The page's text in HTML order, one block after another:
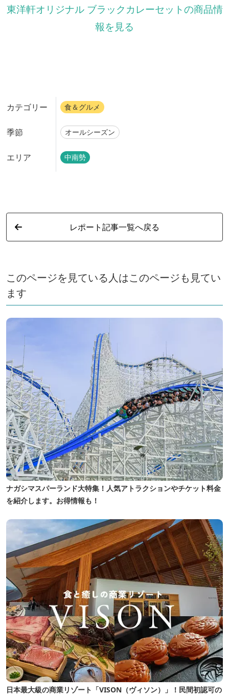
東洋軒オリジナル ブラックカレーセットの商品情
報を見る
カテゴリー 食＆グルメ
季節 オールシーズン
エリア 中南勢
レポート記事一覧へ戻る
このページを見ている人はこのページも見てい
ます
ナガシマスパーランド大特集！人気アトラクションやチケット料金
を紹介します。お得情報も！
日本最大級の商業リゾート「VISON（ヴィソン）」！民間初認可の